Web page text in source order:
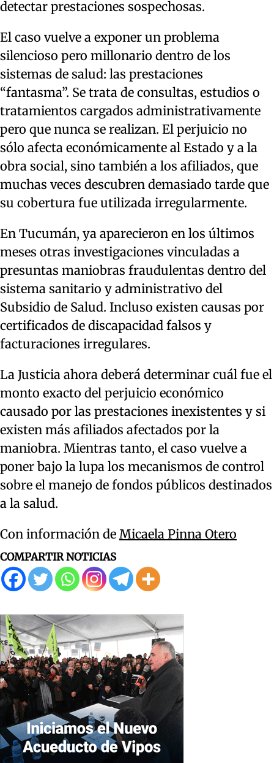
detectar prestaciones sospechosas.
El caso vuelve a exponer un problema
silencioso pero millonario dentro de los
sistemas de salud: las prestaciones
“fantasma”. Se trata de consultas, estudios o
tratamientos cargados administrativamente
pero que nunca se realizan. El perjuicio no
sólo afecta económicamente al Estado y a la
obra social, sino también a los afiliados, que
muchas veces descubren demasiado tarde que
su cobertura fue utilizada irregularmente.
En Tucumán, ya aparecieron en los últimos
meses otras investigaciones vinculadas a
presuntas maniobras fraudulentas dentro del
sistema sanitario y administrativo del
Subsidio de Salud. Incluso existen causas por
certificados de discapacidad falsos y
facturaciones irregulares.
La Justicia ahora deberá determinar cuál fue el
monto exacto del perjuicio económico
causado por las prestaciones inexistentes y si
existen más afiliados afectados por la
maniobra. Mientras tanto, el caso vuelve a
poner bajo la lupa los mecanismos de control
sobre el manejo de fondos públicos destinados
a la salud.
Con información de Micaela Pinna Otero
COMPARTIR NOTICIAS